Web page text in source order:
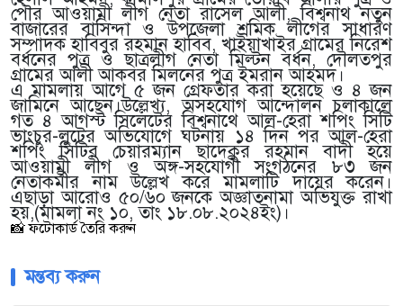
পৌর আওয়ামী লীগ নেতা রাসেল আলী, বিশ্বনাথ নতুন
বাজারের বাসিন্দা ও উপজেলা শ্রমিক লীগের সাধারণ
সম্পাদক হাবিবুর রহমান হাবিব, খাইয়াখাইর গ্রামের নিরেশ
বর্ধনের পুত্র ও ছাত্রলীগ নেতা মিল্টন বর্ধন, দৌলতপুর
গ্রামের আলী আকবর মিলনের পুত্র ইমরান আহমদ।
এ মামলায় আগে ৫ জন গ্রেফতার করা হয়েছে ও ৪ জন
জামিনে আছেন।উল্লেখ্য, অসহযোগ আন্দোলন চলাকালে
গত ৪ আগস্ট সিলেটের বিশ্বনাথে আল-হেরা শপিং সিটি
ভাংচুর-লুটের অভিযোগে ঘটনায় ১৪ দিন পর আল-হেরা
শপিং সিটির চেয়ারম্যান ছাদেকুর রহমান বাদী হয়ে
আওয়ামী লীগ ও অঙ্গ-সহযোগী সংগঠনের ৮৩ জন
নেতাকর্মীর নাম উল্লেখ করে মামলাটি দায়ের করেন।
এছাড়া আরোও ৫০/৬০ জনকে অজ্ঞাতনামা অভিযুক্ত রাখা
হয়,(মামলা নং ১০, তাং ১৮.০৮.২০২৪ইং)।
📸 ফটোকার্ড তৈরি করুন
মন্তব্য করুন